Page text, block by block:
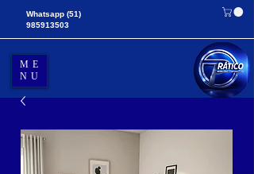
ME
NU
Whatsapp (51)
985913503